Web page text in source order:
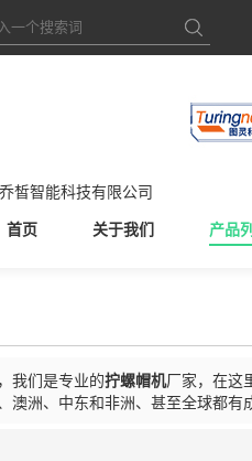
皙智能科技有限公司
首页 关于我们 产品
我们是专业的拧螺帽机厂家，在这
澳洲、中东和非洲、甚至全球都有